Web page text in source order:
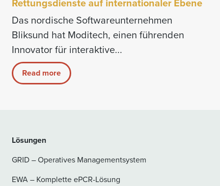
Rettungsdienste auf internationaler Ebene
Das nordische Softwareunternehmen
Bliksund hat Moditech, einen führenden
Innovator für interaktive...
Read more
Lösungen
GRID – Operatives Managementsystem
EWA – Komplette ePCR-Lösung